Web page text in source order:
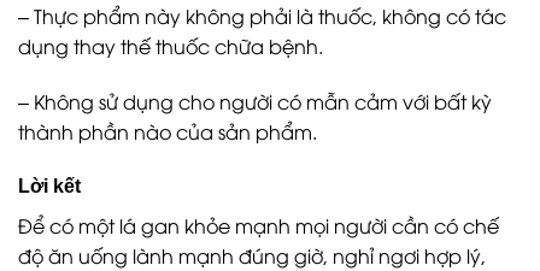
– Thực phẩm này không phải là thuốc, không có tác
dụng thay thế thuốc chữa bệnh.
– Không sử dụng cho người có mẫn cảm với bất kỳ
thành phần nào của sản phẩm.
Lời kết
Để có một lá gan khỏe mạnh mọi người cần có chế
độ ăn uống lành mạnh đúng giờ, nghỉ ngơi hợp lý,